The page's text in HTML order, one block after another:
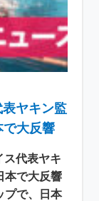
ヤキン監
で大反響
ス代表ヤキ
本で大反響
プで、日本